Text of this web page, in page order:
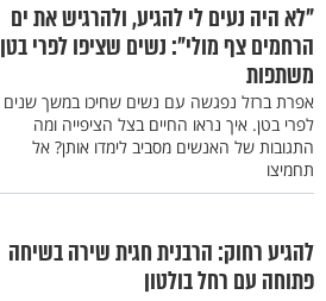
"לא היה נעים לי להגיע, ולהרגיש את ים
הרחמים צף מולי": נשים שציפו לפרי בטן
משתפות
אפרת ברזל נפגשה עם נשים שחיכו במשך שנים
לפרי בטן. איך נראו החיים בצל הציפייה ומה
התגובות של האנשים מסביב לימדו אותן? אל
תחמיצו
להגיע רחוק: הרבנית חגית שירה בשיחה
פתוחה עם רחל בולטון